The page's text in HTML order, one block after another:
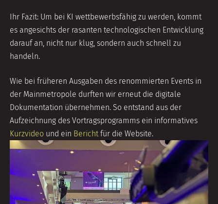
Ihr Fazit: Um bei KI wettbewerbsfähig zu werden, kommt
es angesichts der rasanten technologischen Entwicklung
darauf an, nicht nur klug, sondern auch schnell zu
handeln.
Wie bei früheren Ausgaben des renommierten Events in
der Mainmetropole durften wir erneut die digitale
Dokumentation übernehmen. So entstand aus der
Aufzeichnung des Vortragsprogramms ein informatives
Kurzvideo und ein Berichtfür die Website.